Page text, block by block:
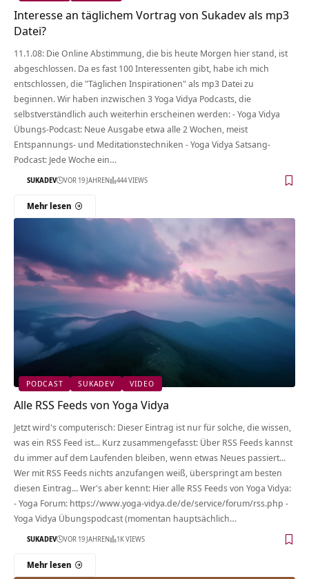
Interesse an täglichem Vortrag von Sukadev als mp3
Datei?
11.1.08: Die Online Abstimmung, die bis heute Morgen hier stand, ist
abgeschlossen. Da es fast 100 Interessenten gibt, habe ich mich
entschlossen, die "Täglichen Inspirationen" als mp3 Datei zu
beginnen. Wir haben inzwischen 3 Yoga Vidya Podcasts, die
selbstverständlich auch weiterhin erscheinen werden: - Yoga Vidya
Übungs-Podcast: Neue Ausgabe etwa alle 2 Wochen, meist
Entspannungs- und Meditationstechniken - Yoga Vidya Satsang-
Podcast: Jede Woche ein…
SUKADEV VOR 19 JAHREN 444 VIEWS
Mehr lesen
PODCAST SUKADEV VIDEO
Alle RSS Feeds von Yoga Vidya
Jetzt wird's computerisch: Dieser Eintrag ist nur für solche, die wissen,
was ein RSS Feed ist... Kurz zusammengefasst: Über RSS Feeds kannst
du immer auf dem Laufenden bleiben, wenn etwas Neues passiert...
Wer mit RSS Feeds nichts anzufangen weiß, überspringt am besten
diesen Eintrag... Wer's aber kennt: Hier alle RSS Feeds von Yoga Vidya:
- Yoga Forum: https://www.yoga-vidya.de/de/service/forum/rss.php -
Yoga Vidya Übungspodcast (momentan hauptsächlich…
SUKADEV VOR 19 JAHREN 1K VIEWS
Mehr lesen